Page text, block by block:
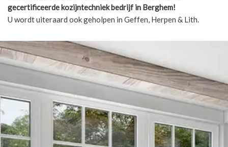
gecertificeerde kozijntechniek bedrijf in Berghem!
U wordt uiteraard ook geholpen in Geffen, Herpen & Lith.